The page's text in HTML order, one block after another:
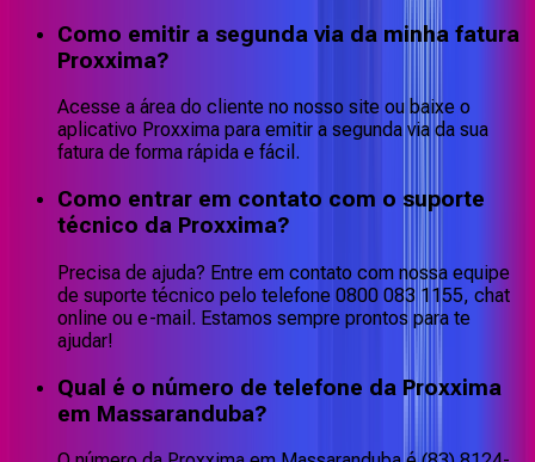
Como emitir a segunda via da minha fatura
Proxxima?
Acesse a área do cliente no nosso site ou baixe o
aplicativo Proxxima para emitir a segunda via da sua
fatura de forma rápida e fácil.
Como entrar em contato com o suporte
técnico da Proxxima?
Precisa de ajuda? Entre em contato com nossa equipe
de suporte técnico pelo telefone 0800 083 1155, chat
online ou e-mail. Estamos sempre prontos para te
ajudar!
Qual é o número de telefone da Proxxima
em Massaranduba?